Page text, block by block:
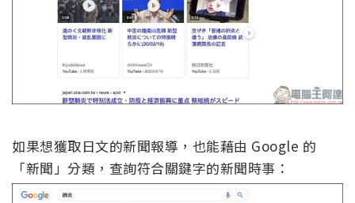
如果想獲取日文的新聞報導，也能藉由 Google 的
「新聞」分類，查詢符合關鍵字的新聞時事：